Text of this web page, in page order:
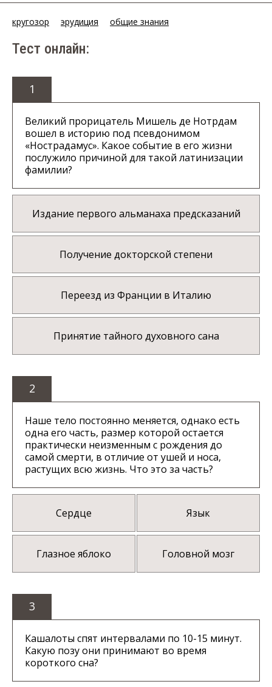
кругозор эрудиция общие знания
Тест онлайн:
1
Великий прорицатель Мишель де Нотрдам
вошел в историю под псевдонимом
«Нострадамус». Какое событие в его жизни
послужило причиной для такой латинизации
фамилии?
Издание первого альманаха предсказаний
Получение докторской степени
Переезд из Франции в Италию
Принятие тайного духовного сана
2
Наше тело постоянно меняется, однако есть
одна его часть, размер которой остается
практически неизменным с рождения до
самой смерти, в отличие от ушей и носа,
растущих всю жизнь. Что это за часть?
Сердце Язык
Глазное яблоко Головной мозг
3
Кашалоты спят интервалами по 10-15 минут.
Какую позу они принимают во время
короткого сна?